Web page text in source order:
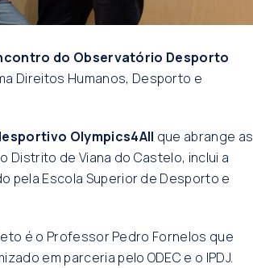
do Observatório Desporto
Direitos Humanos, Desporto e
Olympics4All que abrange as
de Viana do Castelo, inclui a
pela Escola Superior de Desporto e
é o Professor Pedro Fornelos que
em parceria pelo ODEC e o IPDJ.